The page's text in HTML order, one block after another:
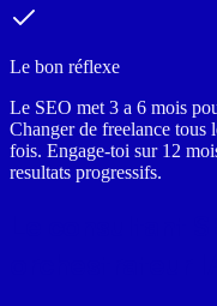
Le bon réflexe
Le SEO met 3 a 6 mois
Changer de freelance tous
fois. Engage-toi sur 12
resultats progressifs.